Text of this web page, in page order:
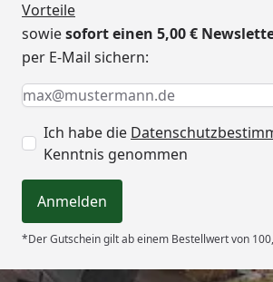
Pflege mit dem BambusBASIS
Witterungs- und UV-Schutz.
Vorteile
sowiesofort einen 5,00 €
per E-Mail sichern:
Keine Eingabe erforderlich
Eingabe erforderlich
E-Mail *
Ich habe die
Kenntnis genommen
Anmelden
*Der Gutschein gilt ab einem Bestellwert von